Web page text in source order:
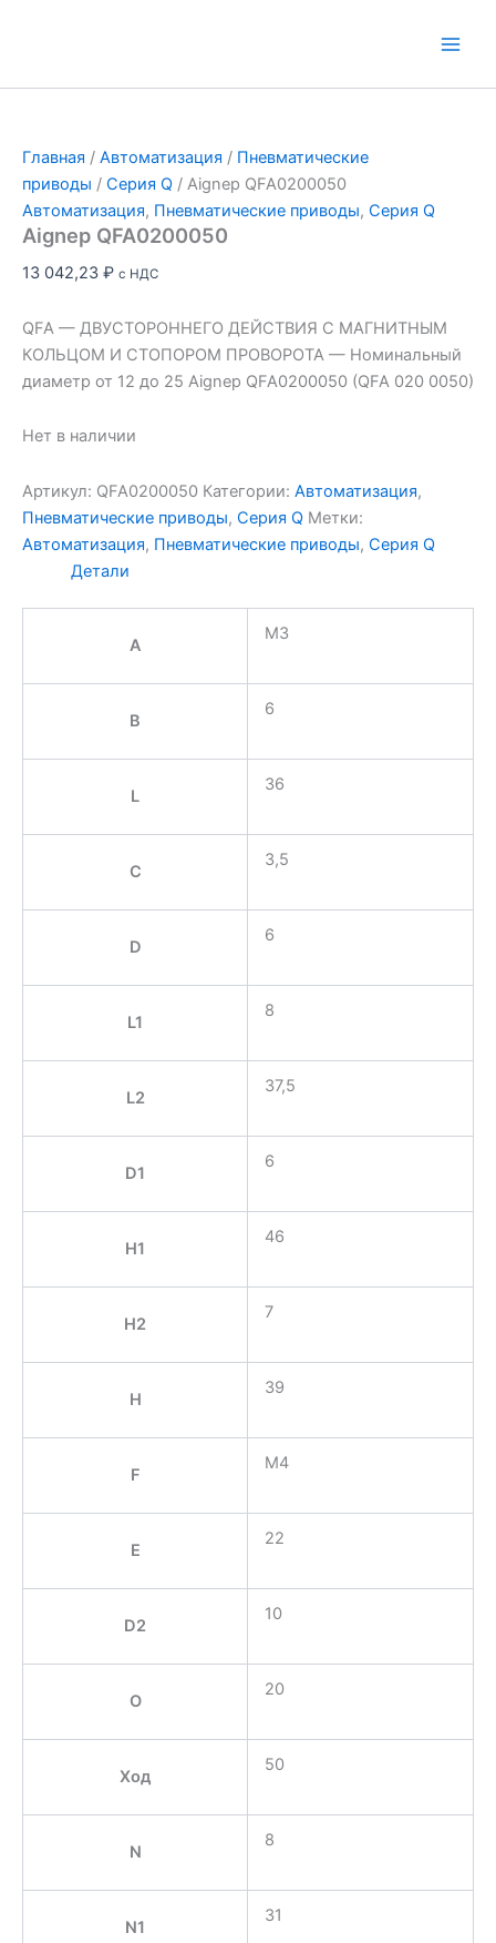
Главная / Автоматизация / Пневматические
приводы / Серия Q / Aignep QFA0200050
Автоматизация, Пневматические приводы, Серия Q
Aignep QFA0200050
13 042,23 ₽ с НДС
QFA — ДВУСТОРОННЕГО ДЕЙСТВИЯ С МАГНИТНЫМ
КОЛЬЦОМ И СТОПОРОМ ПРОВОРОТА — Номинальный
диаметр от 12 до 25 Aignep QFA0200050 (QFA 020 0050)
Нет в наличии
Артикул: QFA0200050 Категории: Автоматизация,
Пневматические приводы, Серия Q Метки:
Автоматизация, Пневматические приводы, Серия Q
Детали
A
M3
B
6
L
36
C
3,5
D
6
L1
8
L2
37,5
D1
6
H1
46
H2
7
H
39
F
M4
E
22
D2
10
O
20
Ход
50
N
8
N1
31